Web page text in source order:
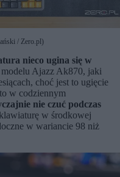
/ Zero.pl)
nieco ugina się w
Ajazz Ak870, jaki
choć jest to ugięcie
w codziennym
nie czuć podczas
w środkowej
w wariancie 98 niż